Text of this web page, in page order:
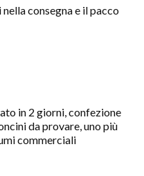
consegna e il pacco
in 2 giorni, confezione
da provare, uno più
commerciali